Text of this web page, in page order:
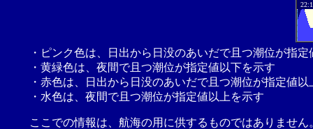
・ピンク色は、日出から日没のあいだで且つ潮位が指
・黄緑色は、夜間で且つ潮位が指定値以下を示す
・赤色は、日出から日没のあいだで且つ潮位が指定値以
・水色は、夜間で且つ潮位が指定値以上を示す
ここでの情報は、航海の用に供するものではありませ